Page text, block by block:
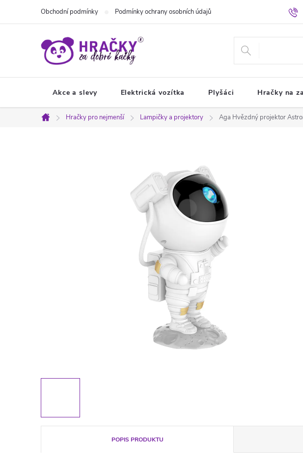
Obchodní podmínky Podmínky ochrany osobních údajů
Akce a slevy Elektrická vozítka Plyšáci Hračky na
Domů
Hračky pro nejmenší Lampičky a projektory Aga Hvězdný projektor
POPIS PRODUKTU